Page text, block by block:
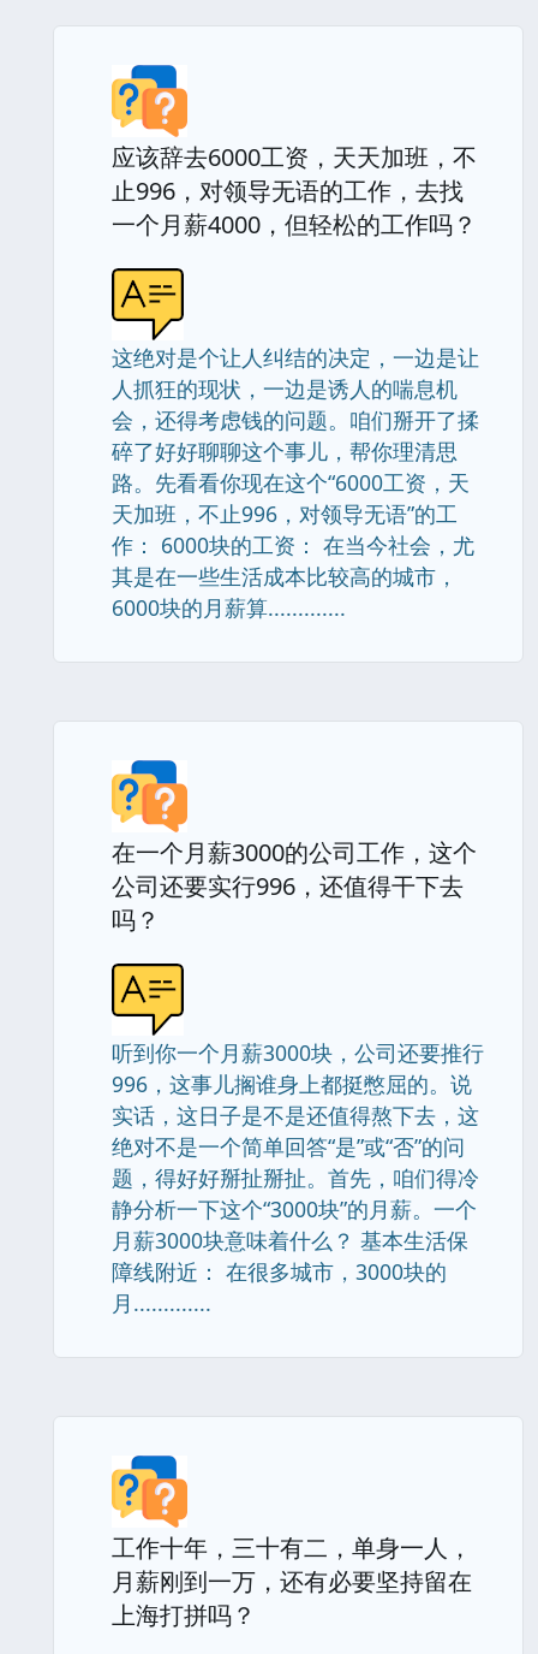
应该辞去6000工资，天天加班，不
止996，对领导无语的工作，去找
一个月薪4000，但轻松的工作吗？
这绝对是个让人纠结的决定，一边是让
人抓狂的现状，一边是诱人的喘息机
会，还得考虑钱的问题。咱们掰开了揉
碎了好好聊聊这个事儿，帮你理清思
路。先看看你现在这个“6000工资，天
天加班，不止996，对领导无语”的工
作： 6000块的工资： 在当今社会，尤
其是在一些生活成本比较高的城市，
6000块的月薪算.............
在一个月薪3000的公司工作，这个
公司还要实行996，还值得干下去
吗？
听到你一个月薪3000块，公司还要推行
996，这事儿搁谁身上都挺憋屈的。说
实话，这日子是不是还值得熬下去，这
绝对不是一个简单回答“是”或“否”的问
题，得好好掰扯掰扯。首先，咱们得冷
静分析一下这个“3000块”的月薪。一个
月薪3000块意味着什么？ 基本生活保
障线附近： 在很多城市，3000块的
月.............
工作十年，三十有二，单身一人，
月薪刚到一万，还有必要坚持留在
上海打拼吗？